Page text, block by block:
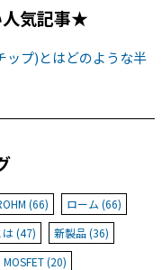
気記事★
ップ)とはどのような半
(66)
ローム (66)
(47)
新製品 (36)
MOSFET (20)